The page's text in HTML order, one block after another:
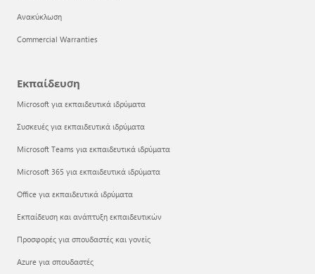
Ανακύκλωση
Commercial Warranties
Εκπαίδευση
Microsoft για εκπαιδευτικά ιδρύματα
Συσκευές για εκπαιδευτικά ιδρύματα
Microsoft Teams για εκπαιδευτικά ιδρύματα
Microsoft 365 για εκπαιδευτικά ιδρύματα
Office για εκπαιδευτικά ιδρύματα
Εκπαίδευση και ανάπτυξη εκπαιδευτικών
Προσφορές για σπουδαστές και γονείς
Azure για σπουδαστές